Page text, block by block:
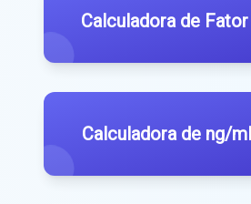
Calculadora de
Calculadora de ng/